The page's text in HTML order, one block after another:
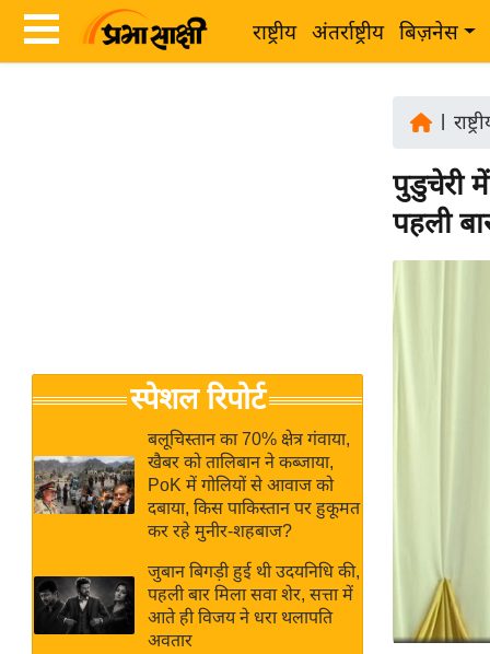
राष्ट्रीय अंतर्राष्ट्रीय बिज़नेस
Breaking
News in
Hindi
Hindi
Videos
जगत
राय
बजट
IPL
2026
स्पेशल रिपोर्ट
बलूचिस्तान का 70% क्षेत्र गंवाया,
खैबर को तालिबान ने कब्जाया,
PoK में गोलियों से आवाज को
दबाया, किस पाकिस्तान पर हुकूमत
कर रहे मुनीर-शहबाज?
जुबान बिगड़ी हुई थी उदयनिधि की,
पहली बार मिला सवा शेर, सत्ता में
आते ही विजय ने धरा थलापति
अवतार
पुडुचेरी
पहली